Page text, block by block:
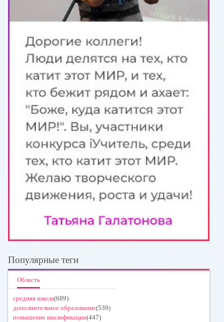
Популярные теги
Область
средняя школа(689)
дополнительное образование(539)
повышение квалификации(447)